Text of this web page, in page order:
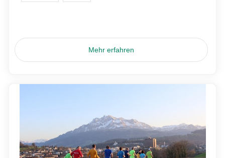
Mehr erfahren